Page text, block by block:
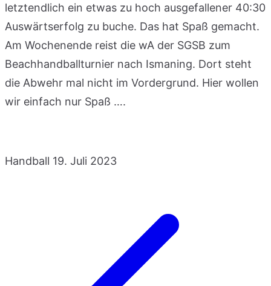
letztendlich ein etwas zu hoch ausgefallener 40:30
Auswärtserfolg zu buche. Das hat Spaß gemacht.
Am Wochenende reist die wA der SGSB zum
Beachhandballturnier nach Ismaning. Dort steht
die Abwehr mal nicht im Vordergrund. Hier wollen
wir einfach nur Spaß ….
Handball 19. Juli 2023